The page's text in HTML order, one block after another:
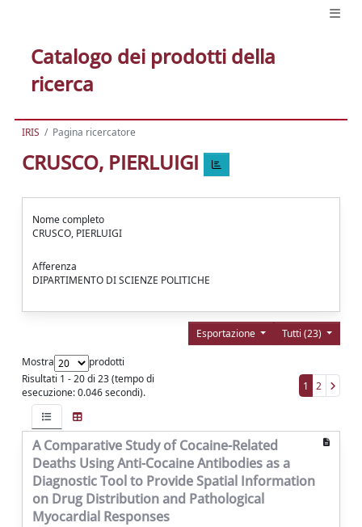
Catalogo dei prodotti della
ricerca
IRIS Pagina ricercatore
CRUSCO, PIERLUIGI
Nome completo
CRUSCO, PIERLUIGI
Afferenza
DIPARTIMENTO DI SCIENZE POLITICHE
Tutti (23)
Esportazione
Mostra
prodotti
Risultati 1 - 20 di 23 (tempo di
esecuzione: 0.046 secondi).
1 2
A Comparative Study of Cocaine-Related
Deaths Using Anti-Cocaine Antibodies as a
Diagnostic Tool to Provide Spatial Information
on Drug Distribution and Pathological
Myocardial Responses